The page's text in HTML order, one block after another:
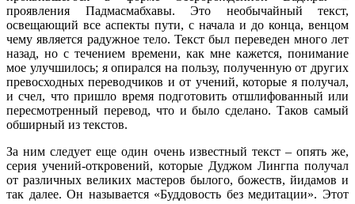
проявления Падмасмабхавы. Это необычайный текст,
освещающий все аспекты пути, с начала и до конца, венцом
чему является радужное тело. Текст был переведен много лет
назад, но с течением времени, как мне кажется, понимание
мое улучшилось; я опирался на пользу, полученную от других
превосходных переводчиков и от учений, которые я получал,
и счел, что пришло время подготовить отшлифованный или
пересмотренный перевод, что и было сделано. Таков самый
обширный из текстов.
За ним следует еще один очень известный текст – опять же,
серия учений-откровений, которые Дуджом Лингпа получал
от различных великих мастеров былого, божеств, йидамов и
так далее. Он называется «Буддовость без медитации». Этот